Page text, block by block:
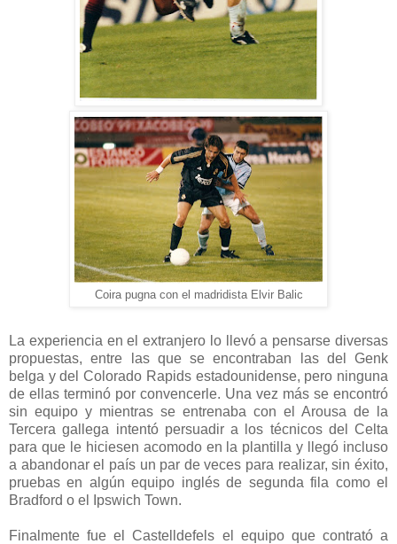
Coira pugna con el madridista Elvir Balic
La experiencia en el extranjero lo llevó a pensarse diversas
propuestas, entre las que se encontraban las del Genk
belga y del Colorado Rapids estadounidense, pero ninguna
de ellas terminó por convencerle. Una vez más se encontró
sin equipo y mientras se entrenaba con el Arousa de la
Tercera gallega intentó persuadir a los técnicos del Celta
para que le hiciesen acomodo en la plantilla y llegó incluso
a abandonar el país un par de veces para realizar, sin éxito,
pruebas en algún equipo inglés de segunda fila como el
Bradford o el Ipswich Town.
Finalmente fue el Castelldefels el equipo que contrató a